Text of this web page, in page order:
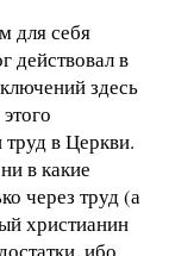
для себя
действовал в
здесь
в Церкви.
в какие
через труд (а
христианин